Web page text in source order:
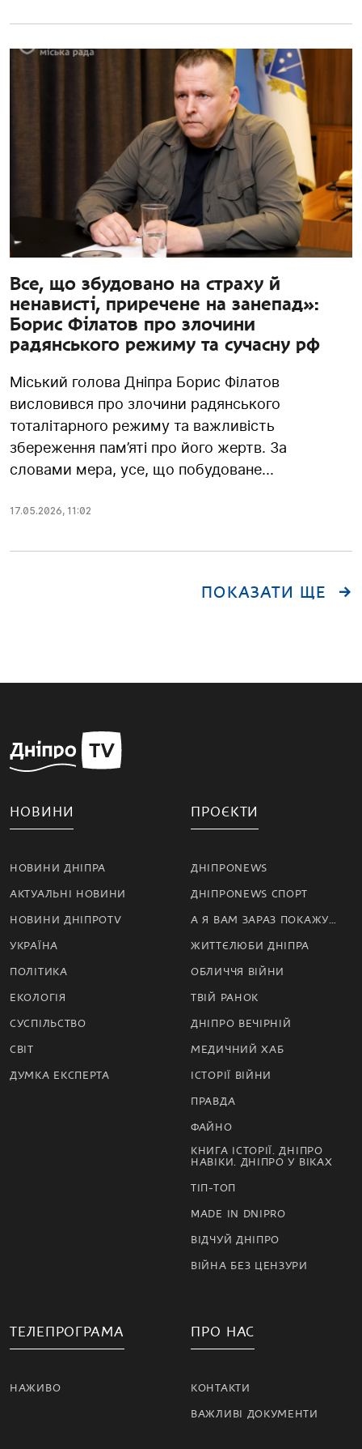
Все, що збудовано на страху й
ненависті, приречене на занепад»:
Борис Філатов про злочини
радянського режиму та сучасну рф
Міський голова Дніпра Борис Філатов
висловився про злочини радянського
тоталітарного режиму та важливість
збереження пам’яті про його жертв. За
словами мера, усе, що побудоване...
17.05.2026, 11:02
ПОКАЗАТИ ЩЕ
НОВИНИ
НОВИНИ ДНІПРА
АКТУАЛЬНІ НОВИНИ
НОВИНИ ДНІПРОTV
УКРАЇНА
ПОЛІТИКА
ЕКОЛОГІЯ
СУСПІЛЬСТВО
СВІТ
ДУМКА ЕКСПЕРТА
ПРОЄКТИ
ДНІПРОNEWS
ДНІПРОNEWS СПОРТ
А Я ВАМ ЗАРАЗ ПОКАЖУ…
ЖИТТЄЛЮБИ ДНІПРА
ОБЛИЧЧЯ ВІЙНИ
ТВІЙ РАНОК
ДНІПРО ВЕЧІРНІЙ
МЕДИЧНИЙ ХАБ
ІСТОРІЇ ВІЙНИ
ПРАВДА
ФАЙНО
КНИГА ІСТОРІЇ. ДНІПРО
НАВІКИ. ДНІПРО У ВІКАХ
ТІП-ТОП
MADE IN DNIPRO
ВІДЧУЙ ДНІПРО
ВІЙНА БЕЗ ЦЕНЗУРИ
ТЕЛЕПРОГРАМА
НАЖИВО
ПРО НАС
КОНТАКТИ
ВАЖЛИВІ ДОКУМЕНТИ